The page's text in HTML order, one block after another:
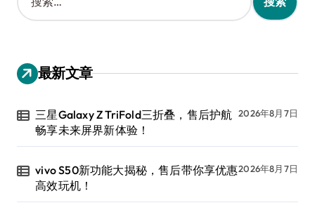
索
：
最新文章
三星Galaxy Z TriFold三折叠，售后护航
畅享未来屏界新体验！
2026年8月7日
vivo S50新功能大揭秘，售后带你享优惠
高效玩机！
2026年8月7日